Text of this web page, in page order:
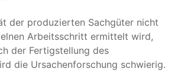
der produzierten Sachgüter nicht
Arbeitsschritt ermittelt wird,
der Fertigstellung des
die Ursachenforschung schwierig.